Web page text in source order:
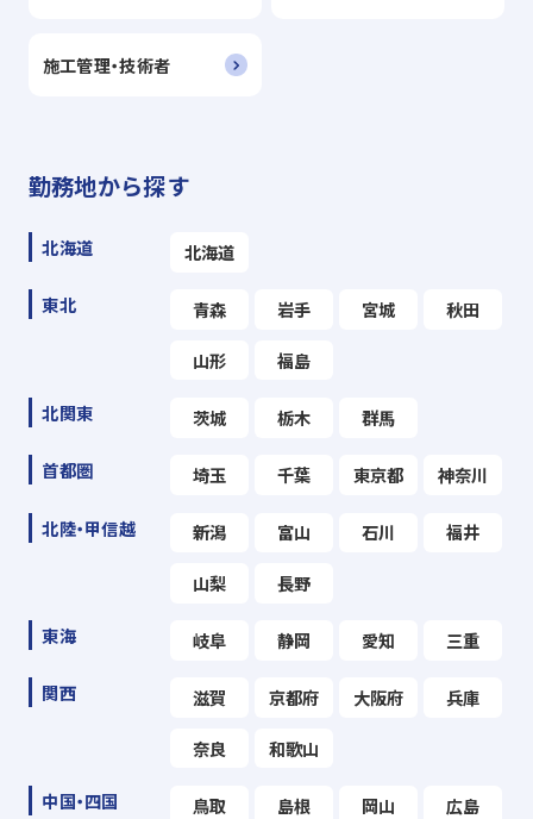
施工管理・技術者
勤務地から探す
北海道 北海道
東北 青森 岩手 宮城 秋田
山形 福島
北関東 茨城 栃木 群馬
首都圏 埼玉 千葉 東京都 神奈川
北陸・甲信越 新潟 富山 石川 福井
山梨 長野
東海 岐阜 静岡 愛知 三重
関西 滋賀 京都府 大阪府 兵庫
奈良 和歌山
中国・四国 鳥取 島根 岡山 広島